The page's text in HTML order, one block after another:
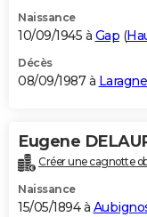
Naissance
10/09/1945 à Gap (
Décès
08/09/1987 à
Eugene
Créer une cagnotte
Naissance
15/05/1894 à